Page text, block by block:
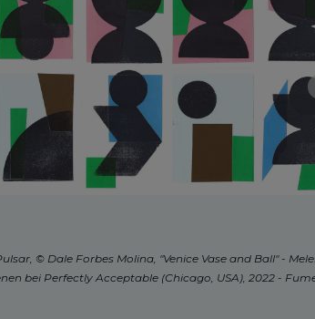
© Dale Forbes Molina, "Venice Vase and Ball" -
bei Perfectly Acceptable (Chicago, USA), 2022 -